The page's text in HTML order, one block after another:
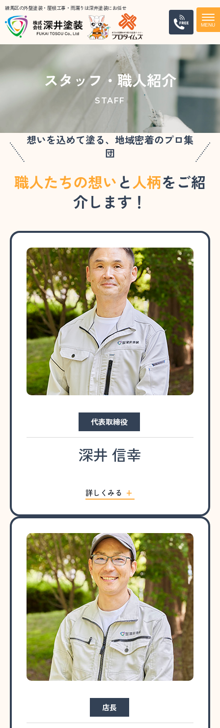
練馬区の外壁塗装・屋根工事・雨漏りは深井塗装にお任せ
電話
スタッフ・職人紹介
STAFF
想いを込めて塗る、地域密着のプロ集
団
職人たちの想い と人柄をご紹
介します！
代表取締役
深井 信幸
詳しくみる
店長